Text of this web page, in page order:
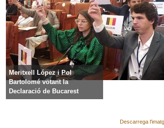
Meritxell López i Pol
Bartolomé votant la
Declaració de Bucarest
Descarrega